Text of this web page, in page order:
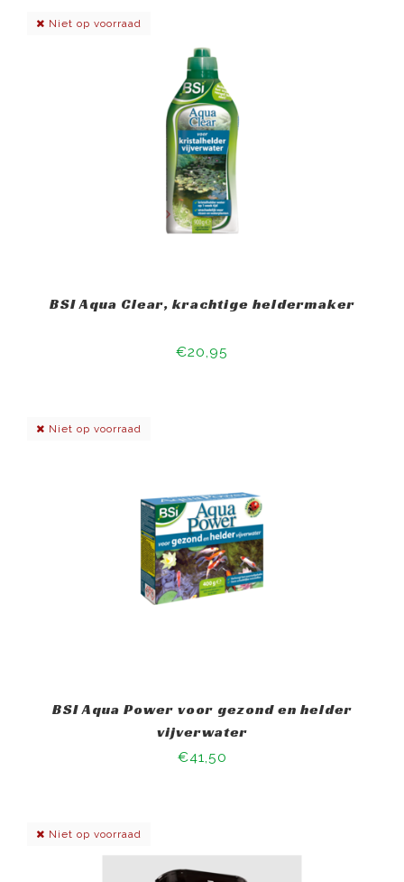
Niet op voorraad
BSI Aqua Clear, krachtige heldermaker
€20,95
Niet op voorraad
BSI Aqua Power voor gezond en helder
vijverwater
€41,50
Niet op voorraad